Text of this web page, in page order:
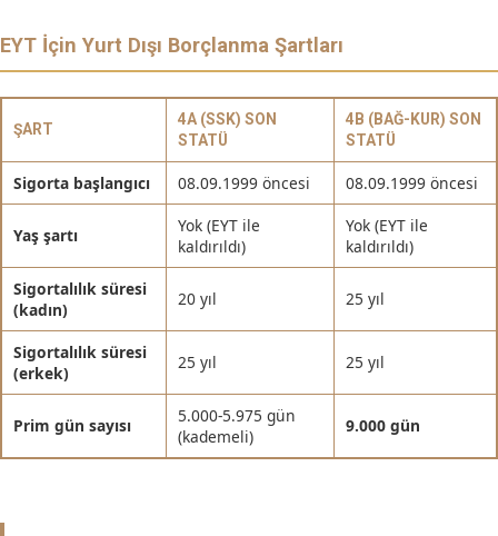
EYT İçin Yurt Dışı Borçlanma Şartları
ŞART
4A (SSK) SON
STATÜ
4B (BAĞ-KUR) SON
STATÜ
Sigorta başlangıcı 08.09.1999 öncesi 08.09.1999 öncesi
Yaş şartı
Yok (EYT ile
kaldırıldı)
Yok (EYT ile
kaldırıldı)
Sigortalılık süresi
(kadın)
20 yıl 25 yıl
Sigortalılık süresi
(erkek)
25 yıl 25 yıl
Prim gün sayısı
5.000-5.975 gün
(kademeli)
9.000 gün